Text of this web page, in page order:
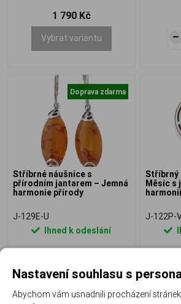
1 790 Kč
Vybrat variantu
Doprava zdarma
Stříbrné náušnice s
přírodním jantarem – Jemná
harmonie přírody
J-129E-U
Ihned k odeslání
1 980 Kč
Stříbrný
Měsíc s
J-122P-
Nastavení souhlasu s
Abychom vám usnadnili procházení